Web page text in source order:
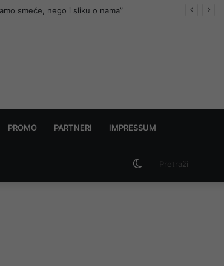
požara cisternom Željeznica FBiH
PROMO PARTNERI IMPRESSUM
Switch